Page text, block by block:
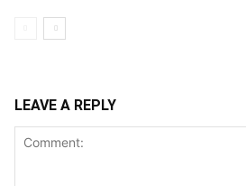
LEAVE A REPLY